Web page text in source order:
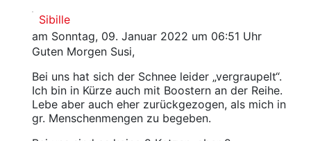
Sibille
am Sonntag, 09. Januar 2022 um 06:51 Uhr
Guten Morgen Susi,
Bei uns hat sich der Schnee leider „vergraupelt“.
Ich bin in Kürze auch mit Boostern an der Reihe.
Lebe aber auch eher zurückgezogen, als mich in
gr. Menschenmengen zu begeben.